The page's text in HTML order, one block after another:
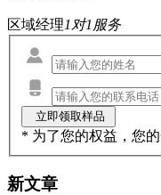
区域经理1对1服务
* 为了您的权益，您
新文章